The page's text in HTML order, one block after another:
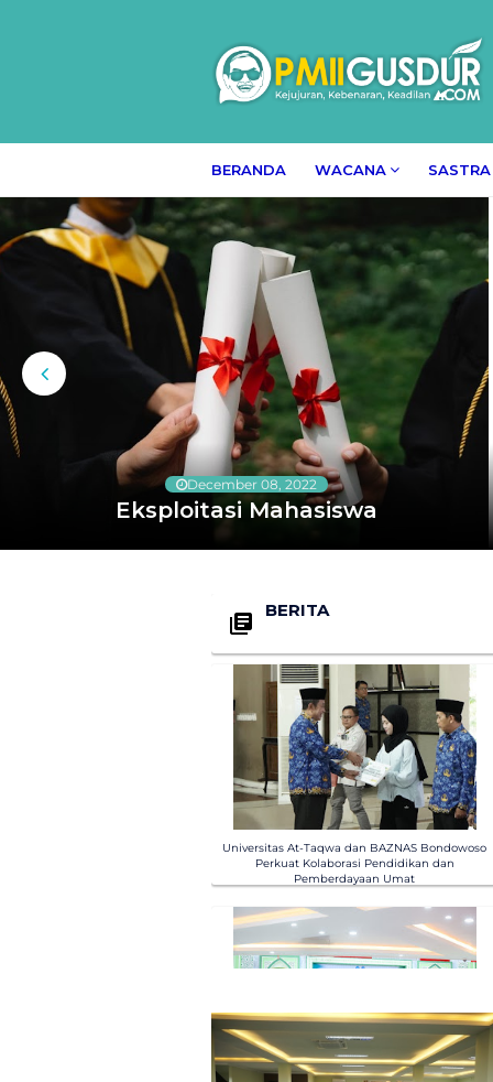
BERANDA WACANA SASTRA
December 08, 2022
Eksploitasi Mahasiswa
BERITA
Universitas At-Taqwa dan BAZNAS Bondowoso
Perkuat Kolaborasi Pendidikan dan
Pemberdayaan Umat